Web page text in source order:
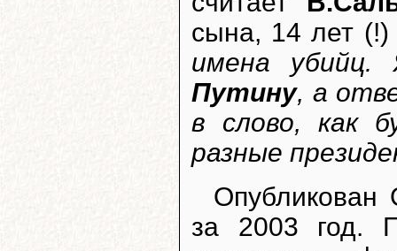
сына, 14 лет
имена
Путину, а
в слово, как
разные
Опубликован
за 2003 год.